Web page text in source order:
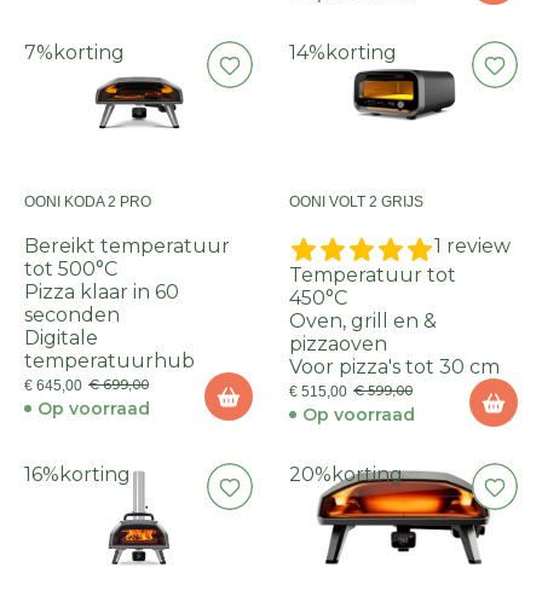
7% korting
OONI KODA 2 PRO
Bereikt temperatuur
tot 500°C
Pizza klaar in 60
seconden
Digitale
temperatuurhub
€ 645,00 € 699,00
Op voorraad
14% korting
OONI VOLT 2 GRIJS
1 review
Temperatuur tot
450°C
Oven, grill en &
pizzaoven
Voor pizza's tot 30 cm
€ 515,00 € 599,00
Op voorraad
16% korting 20% korting